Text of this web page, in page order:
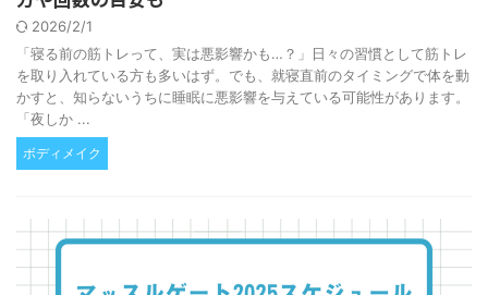
2026/2/1
「寝る前の筋トレって、実は悪影響かも…？」日々の習慣として筋トレ
を取り入れている方も多いはず。でも、就寝直前のタイミングで体を動
かすと、知らないうちに睡眠に悪影響を与えている可能性があります。
「夜しか ...
ボディメイク